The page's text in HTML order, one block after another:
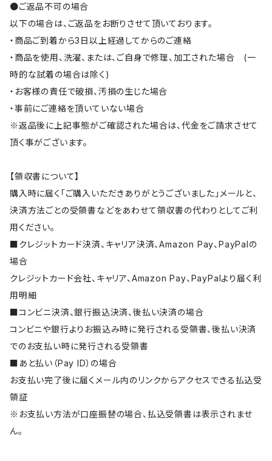
●ご返品不可の場合
以下の場合は、ご返品をお断りさせて頂いております。
・商品ご到着から3日以上経過してからのご連絡
・商品を使用、洗濯、または、ご自身で修理、加工された場合 (一
時的な試着の場合は除く)
・お客様の責任で破損、汚損の生じた場合
・事前にご連絡を頂いていない場合
※返品後に上記事態がご確認された場合は、代金をご請求させて
頂く事がございます。
【領収書について】
購入時に届く「ご購入いただきありがとうございました」メールと、
決済方法ごとの受領書などをあわせて領収書の代わりとしてご利
用ください。
■クレジットカード決済、キャリア決済、Amazon Pay、PayPalの
場合
クレジットカード会社、キャリア、Amazon Pay、PayPalより届く利
用明細
■コンビニ決済、銀行振込決済、後払い決済の場合
コンビニや銀行よりお振込み時に発行される受領書、後払い決済
でのお支払い時に発行される受領書
■あと払い（Pay ID）の場合
お支払い完了後に届くメール内のリンクからアクセスできる払込受
領証
※お支払い方法が口座振替の場合、払込受領書は表示されませ
ん。